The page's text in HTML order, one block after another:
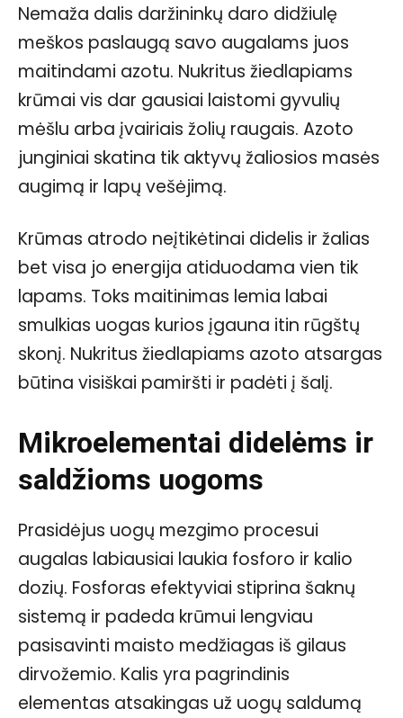
Nemaža dalis daržininkų daro didžiulę
meškos paslaugą savo augalams juos
maitindami azotu. Nukritus žiedlapiams
krūmai vis dar gausiai laistomi gyvulių
mėšlu arba įvairiais žolių raugais. Azoto
junginiai skatina tik aktyvų žaliosios masės
augimą ir lapų vešėjimą.
Krūmas atrodo neįtikėtinai didelis ir žalias
bet visa jo energija atiduodama vien tik
lapams. Toks maitinimas lemia labai
smulkias uogas kurios įgauna itin rūgštų
skonį. Nukritus žiedlapiams azoto atsargas
būtina visiškai pamiršti ir padėti į šalį.
Mikroelementai didelėms ir
saldžioms uogoms
Prasidėjus uogų mezgimo procesui
augalas labiausiai laukia fosforo ir kalio
dozių. Fosforas efektyviai stiprina šaknų
sistemą ir padeda krūmui lengviau
pasisavinti maisto medžiagas iš gilaus
dirvožemio. Kalis yra pagrindinis
elementas atsakingas už uogų saldumą